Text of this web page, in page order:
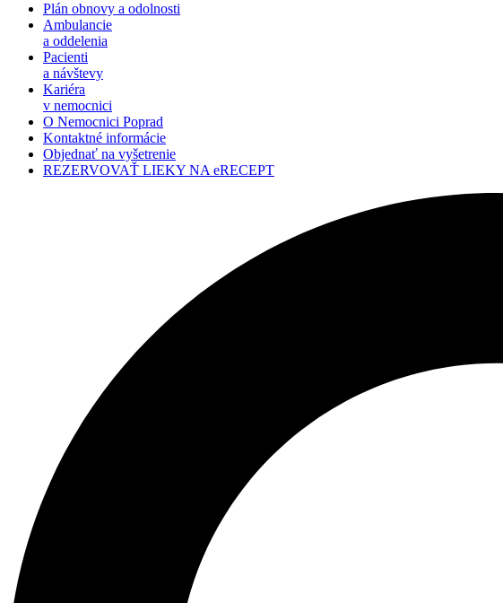
Plán obnovy a odolnosti
Ambulancie
a oddelenia
Pacienti
a návštevy
Kariéra
v nemocnici
O Nemocnici Poprad
Kontaktné informácie
Objednať na vyšetrenie
REZERVOVAŤ LIEKY NA eRECEPT